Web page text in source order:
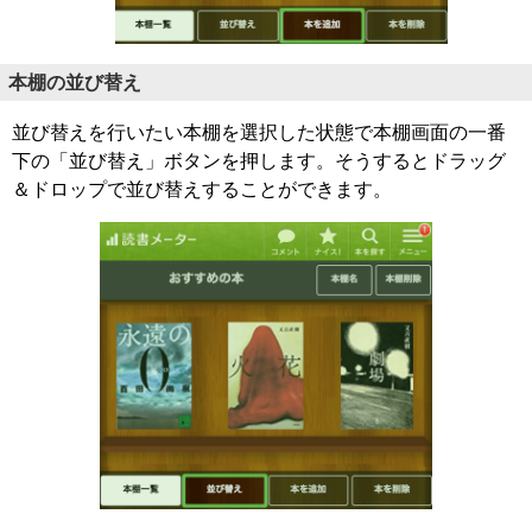
本棚の並び替え
並び替えを行いたい本棚を選択した状態で本棚画面の一番
下の「並び替え」ボタンを押します。そうするとドラッグ
＆ドロップで並び替えすることができます。